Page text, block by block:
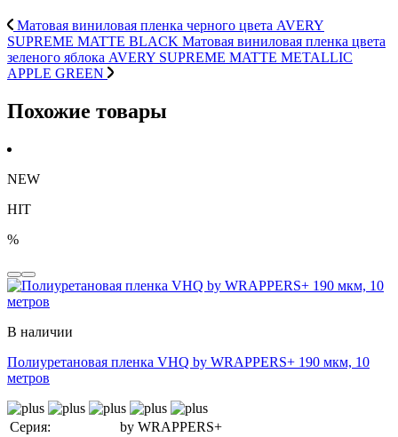
Матовая виниловая пленка черного цвета AVERY
SUPREME MATTE BLACK Матовая виниловая пленка цвета
зеленого яблока AVERY SUPREME MATTE METALLIC
APPLE GREEN
Похожие товары
NEW
HIT
%
В наличии
Полиуретановая пленка VHQ by WRAPPERS+ 190 мкм, 10
метров
Серия:
by WRAPPERS+